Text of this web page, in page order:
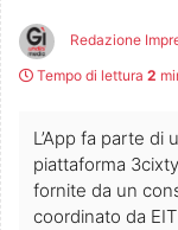
Redazione
Tempo di lettura 2
L’App fa parte di
piattaforma
fornite da un
coordinato da